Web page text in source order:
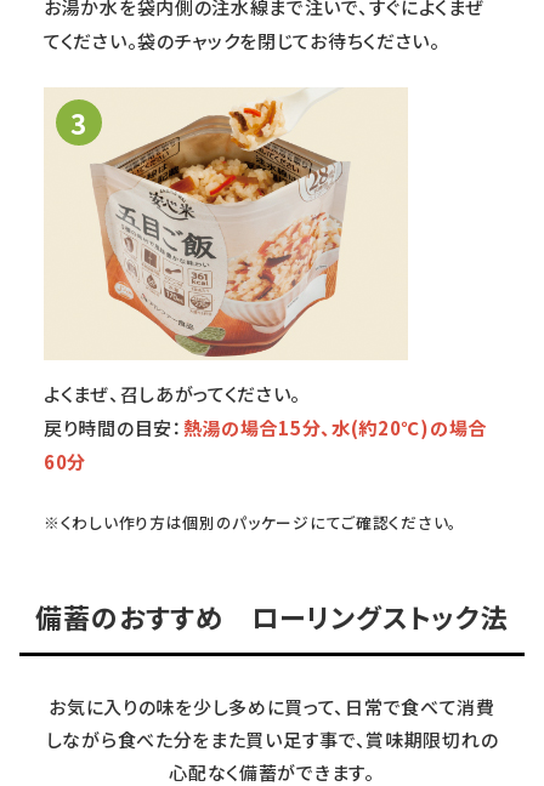
お湯か水を袋内側の注水線まで注いで、すぐによくまぜ
てください。袋のチャックを閉じてお待ちください。
3
よくまぜ、召しあがってください。
戻り時間の目安：熱湯の場合15分、水(約20℃)の場合
60分
※くわしい作り方は個別のパッケージにてご確認ください。
備蓄のおすすめ ローリングストック法
お気に入りの味を少し多めに買って、日常で食べて消費
しながら食べた分をまた買い足す事で、賞味期限切れの
心配なく備蓄ができます。